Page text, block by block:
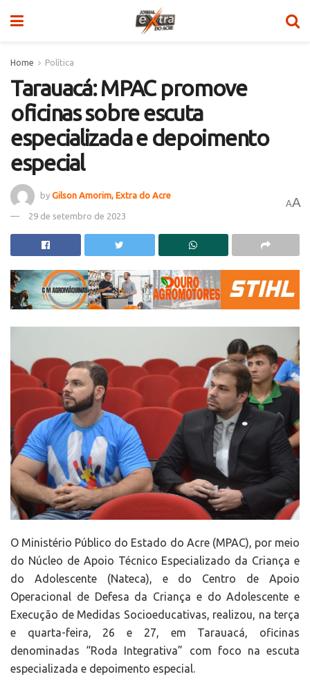
Home Política
Tarauacá: MPAC promove
oficinas sobre escuta
especializada e depoimento
especial
by Gilson Amorim, Extra do Acre
29 de setembro de 2023
AA
O Ministério Público do Estado do Acre (MPAC), por meio
do Núcleo de Apoio Técnico Especializado da Criança e
do Adolescente (Nateca), e do Centro de Apoio
Operacional de Defesa da Criança e do Adolescente e
Execução de Medidas Socioeducativas, realizou, na terça
e quarta-feira, 26 e 27, em Tarauacá, oficinas
denominadas “Roda Integrativa” com foco na escuta
especializada e depoimento especial.